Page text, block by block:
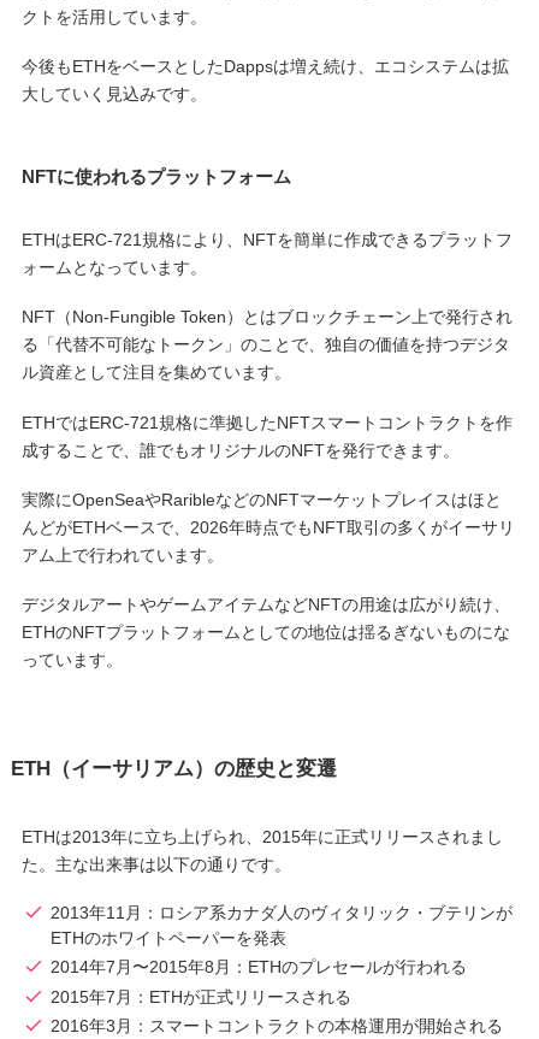
クトを活用しています。
今後もETHをベースとしたDappsは増え続け、エコシステムは拡
大していく見込みです。
NFTに使われるプラットフォーム
ETHはERC-721規格により、NFTを簡単に作成できるプラットフ
ォームとなっています。
NFT（Non-Fungible Token）とはブロックチェーン上で発行され
る「代替不可能なトークン」のことで、独自の価値を持つデジタ
ル資産として注目を集めています。
ETHではERC-721規格に準拠したNFTスマートコントラクトを作
成することで、誰でもオリジナルのNFTを発行できます。
実際にOpenSeaやRaribleなどのNFTマーケットプレイスはほと
んどがETHベースで、2026年時点でもNFT取引の多くがイーサリ
アム上で行われています。
デジタルアートやゲームアイテムなどNFTの用途は広がり続け、
ETHのNFTプラットフォームとしての地位は揺るぎないものにな
っています。
ETH（イーサリアム）の歴史と変遷
ETHは2013年に立ち上げられ、2015年に正式リリースされまし
た。主な出来事は以下の通りです。
2013年11月：ロシア系カナダ人のヴィタリック・ブテリンが
ETHのホワイトペーパーを発表
2014年7月〜2015年8月：ETHのプレセールが行われる
2015年7月：ETHが正式リリースされる
2016年3月：スマートコントラクトの本格運用が開始される